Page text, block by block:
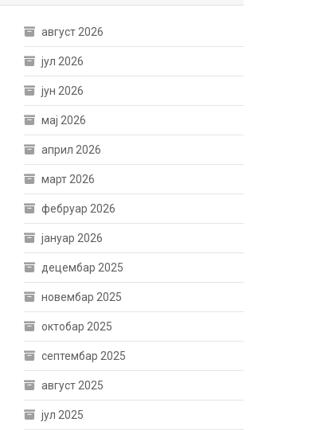
август 2026
јул 2026
јун 2026
мај 2026
април 2026
март 2026
фебруар 2026
јануар 2026
децембар 2025
новембар 2025
октобар 2025
септембар 2025
август 2025
јул 2025